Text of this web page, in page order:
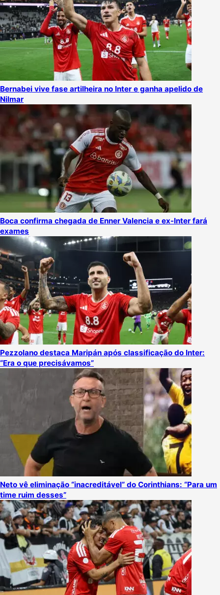
Bernabei vive fase artilheira no Inter e ganha apelido de
Nilmar
Boca confirma chegada de Enner Valencia e ex-Inter fará
exames
Pezzolano destaca Maripán após classificação do Inter:
“Era o que precisávamos”
Neto vê eliminação “inacreditável” do Corinthians: “Para um
time ruim desses”